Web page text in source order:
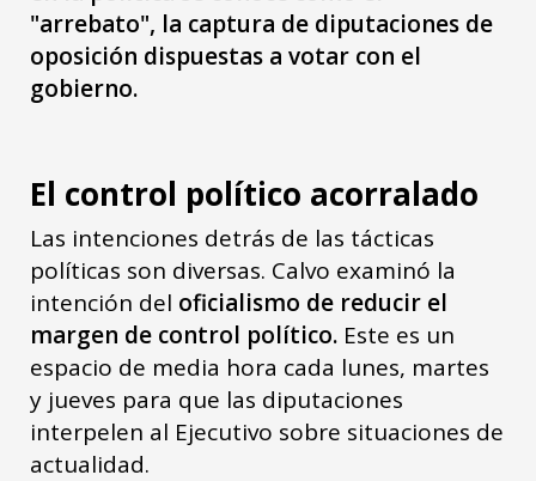
"arrebato", la captura de diputaciones de
oposición dispuestas a votar con el
gobierno.
El control político acorralado
Las intenciones detrás de las tácticas
políticas son diversas. Calvo examinó la
intención del oficialismo de reducir el
margen de control político. Este es un
espacio de media hora cada lunes, martes
y jueves para que las diputaciones
interpelen al Ejecutivo sobre situaciones de
actualidad.